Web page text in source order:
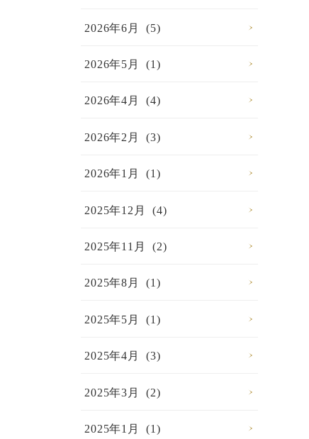
2026年6月 (5)
2026年5月 (1)
2026年4月 (4)
2026年2月 (3)
2026年1月 (1)
2025年12月 (4)
2025年11月 (2)
2025年8月 (1)
2025年5月 (1)
2025年4月 (3)
2025年3月 (2)
2025年1月 (1)